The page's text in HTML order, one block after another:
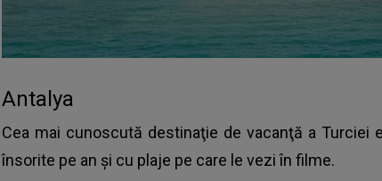
Antalya
Cea mai cunoscută destinaţie de vacanţă a Turciei
însorite pe an şi cu plaje pe care le vezi în filme.